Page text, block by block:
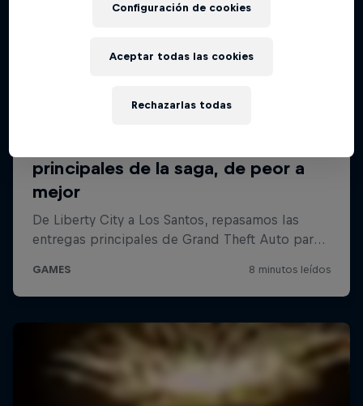
Configuración de cookies
Rechazarlas todas
Aceptar todas las cookies